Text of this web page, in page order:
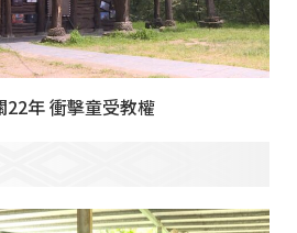
22年 衝擊童受教權